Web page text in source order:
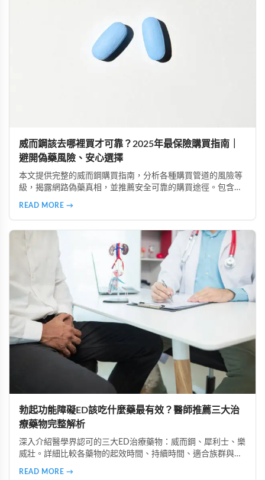
威而鋼該去哪裡買才可靠？2025年最保險購買指南｜
避開偽藥風險、安心選擇
本文提供完整的威而鋼購買指南，分析各種購買管道的風險等
級，揭露網路偽藥真相，並推薦安全可靠的購買途徑。包含真
READ MORE →
勃起功能障礙ED該吃什麼藥最有效？醫師推薦三大治
療藥物完整解析
深入介紹醫學界認可的三大ED治療藥物：威而鋼、犀利士、樂
威壯。詳細比較各藥物的起效時間、持續時間、適合族群與使
READ MORE →